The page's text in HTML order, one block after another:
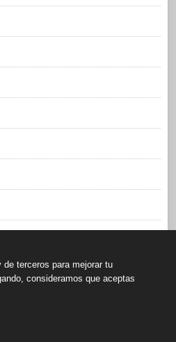
rights reserved.
terceros para mejorar tu
consideramos que aceptas